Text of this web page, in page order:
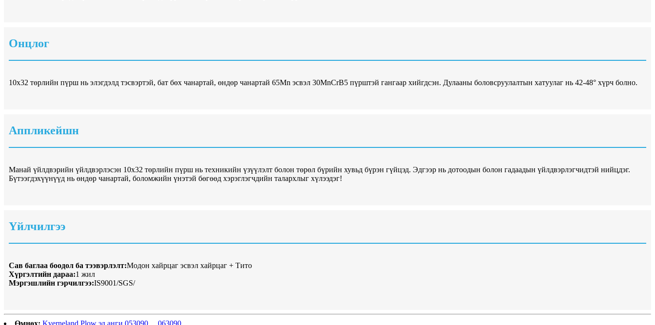
Онцлог
10x32 төрлийн пүрш нь элэгдэлд тэсвэртэй, бат бөх чанартай, өндөр чанартай 65Mn эсвэл 30MnCrB5 пүрштэй гангаар хийгдсэн. Дулааны боловсруулалтын хатуулаг нь 42-48° хүрч болно.
Аппликейшн
Манай үйлдвэрийн үйлдвэрлэсэн 10x32 төрлийн пүрш нь техникийн үзүүлэлт болон төрөл бүрийн хувьд бүрэн гүйцэд. Эдгээр нь дотоодын болон гадаадын үйлдвэрлэгчидтэй нийцдэг.
Бүтээгдэхүүнүүд нь өндөр чанартай, боломжийн үнэтэй бөгөөд хэрэглэгчдийн талархлыг хүлээдэг!
Үйлчилгээ
Сав баглаа боодол ба тээвэрлэлт:Модон хайрцаг эсвэл хайрцаг + Тито
Хүргэлтийн дараа:1 жил
Мэргэшлийн гэрчилгээ:IS9001/SGS/
Өмнөх: Kverneland Plow эд анги 053090， 063090